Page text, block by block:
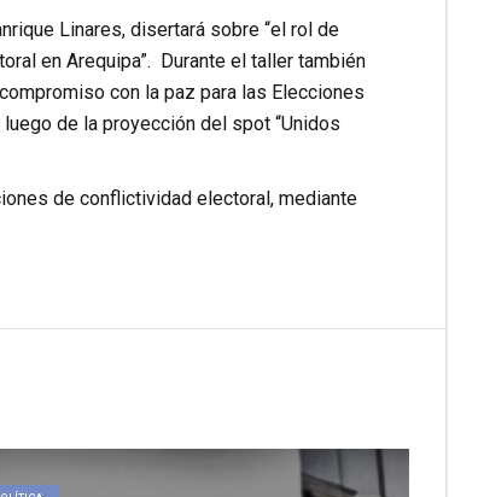
Linares, disertará sobre “el rol de
en Arequipa”. Durante el taller también
con la paz para las Elecciones
de la proyección del spot “Unidos
de conflictividad electoral, mediante